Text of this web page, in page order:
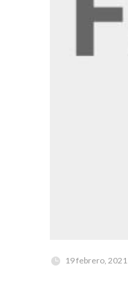
19 febrero, 2021